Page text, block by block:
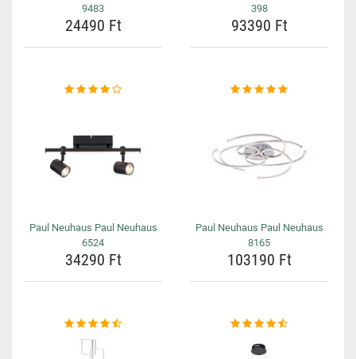
9483
24490 Ft
398
93390 Ft
Paul Neuhaus Paul Neuhaus
6524
34290 Ft
Paul Neuhaus Paul Neuhaus
8165
103190 Ft